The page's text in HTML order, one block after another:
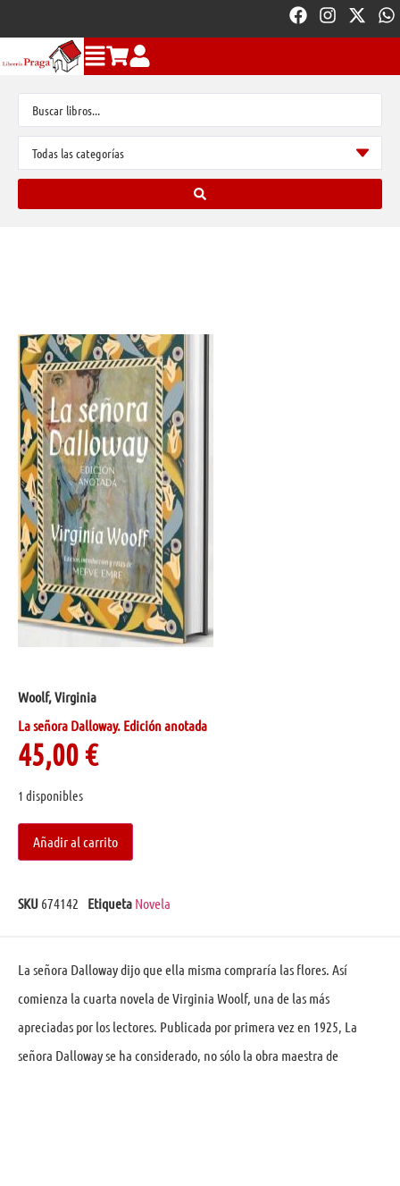
Woolf, Virginia
La señora Dalloway. Edición anotada
45,00€
1 disponibles
Añadir al carrito
SKU 674142 Etiqueta Novela
La señora Dalloway dijo que ella misma compraría las flores. Así
comienza la cuarta novela de Virginia Woolf, una de las más
apreciadas por los lectores. Publicada por primera vez en 1925, La
señora Dalloway se ha considerado, no sólo la obra maestra de